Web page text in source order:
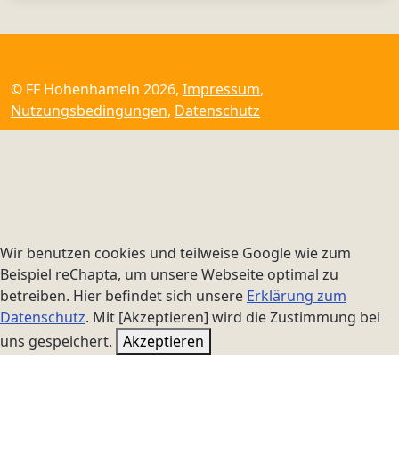
© FF Hohenhameln 2026, Impressum,
Nutzungsbedingungen, Datenschutz
Wir benutzen cookies und teilweise Google wie zum
Beispiel reChapta, um unsere Webseite optimal zu
betreiben. Hier befindet sich unsere Erklärung zum
Datenschutz. Mit [Akzeptieren] wird die Zustimmung bei
uns gespeichert. Akzeptieren